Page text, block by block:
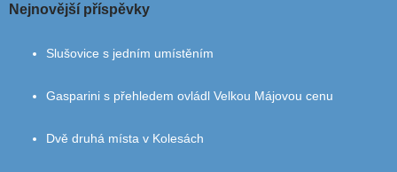
Nejnovější příspěvky
Slušovice s jedním umístěním
Gasparini s přehledem ovládl Velkou Májovou cenu
Dvě druhá místa v Kolesách